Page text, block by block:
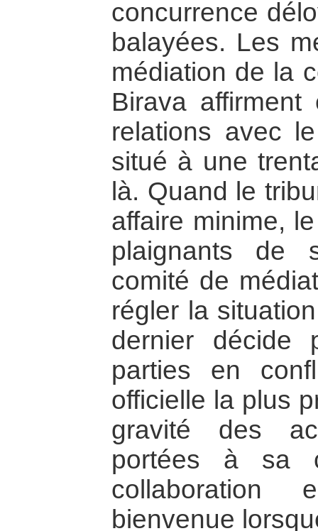
concurrence
balayées. Les
médiation de la
Birava
relations avec
situé à une
là. Quand le
affaire minime,
plaignants de
comité de
régler la
dernier décide
parties en
officielle la plus
gravité des
portées à sa
collaboration
bienvenue